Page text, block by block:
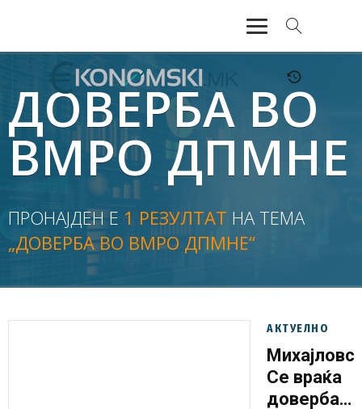
АКТУЕЛНО
ЕКОНОМИЈА
ФИНАНСИИ
БАНКАРСТВО
ЖИВОТ
МОЗАИК
ДОВЕРБА ВО
ВМРО ДПМНЕ
ПРОНАЈДЕН Е 1 РЕЗУЛТАТ НА ТЕМА
„ДОВЕРБА ВО ВМРО ДПМНЕ“
АКТУЕЛНО
Се враќа
довербата